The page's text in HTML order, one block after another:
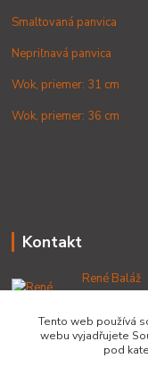
Smaltovaná panvica
Nepriľnavá panvica
Wok, priemer: 31 cm
Wok, priemer: 36 cm
Kontakt
René Baláž
+421
od 8:00 - do
info@lacnekotliky.sk
Tento web používá
webu vyjadřujete
pod